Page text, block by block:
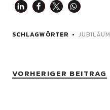
SCHLAGWÖRTER JUBILÄUM
VORHERIGER BEITRAG